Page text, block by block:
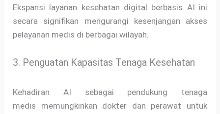
Ekspansi layanan kesehatan digital berbasis AI ini
secara signifikan mengurangi kesenjangan akses
pelayanan medis di berbagai wilayah.
3. Penguatan Kapasitas Tenaga Kesehatan
Kehadiran AI sebagai pendukung tenaga
medis memungkinkan dokter dan perawat untuk